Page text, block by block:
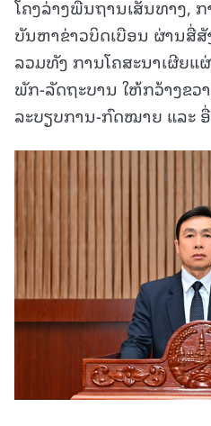
ໂຄງລ່າງພື້ນຖານເສັ້ນທາງ,
ບັນຫາຂ່າວບິດເບືອນ ຜ່ານສື່
ລວມທັງ ການໂຄສະນາເຜີຍແ
ພັກ-ລັດຖະບານ ໃຫ້ກວ້າງຂວ
ລະບຽບການ-ກົດໝາຍ ແລະ